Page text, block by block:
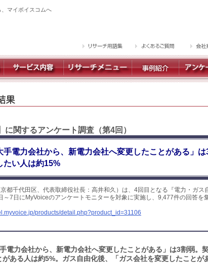
マイボイスコムへ
に関するアンケート調査（第4回）
電力会社から、新電力会社へ変更したことがある」は
たい人は約15%
都千代田区、代表取締役社長：高井和久）は、4回目となる『電力・ガス
～7日にMyVoiceのアンケートモニターを対象に実施し、9,477件の回答を
products/detail.php?product_id=31106
電力会社から、新電力会社へ変更したことがある」は3割弱。
がある人は約5%。ガス自由化後、「ガス会社を変更したことが